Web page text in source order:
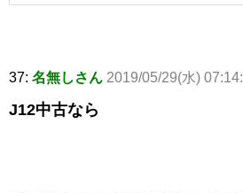
37: 名無しさん 2019/05/29(水)
J12中古なら